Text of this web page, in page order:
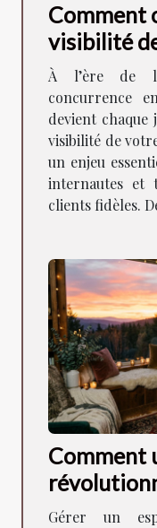
Comment
visibilité
ligne à
À l’ère de
concurrence
devient
visibilité de
un enjeu
internautes et
clients fidèles.
Comment
votre
Gérer un